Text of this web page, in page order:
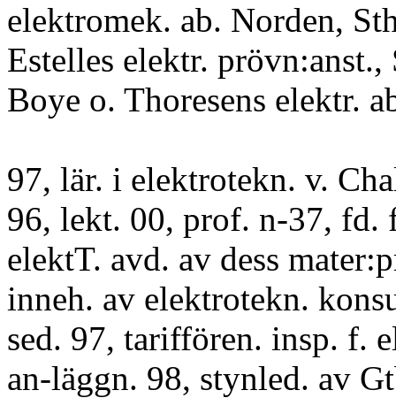
elektromek. ab. Norden,
Estelles elektr.
Boye o. Thoresens elektr.
97, lär. i elektrotekn. v.
96, lekt. 00, prof. n-37, fd.
elektT. avd. av dess
inneh. av elektrotekn.
sed. 97, tariffören. insp. f.
an-läggn. 98, stynled. av